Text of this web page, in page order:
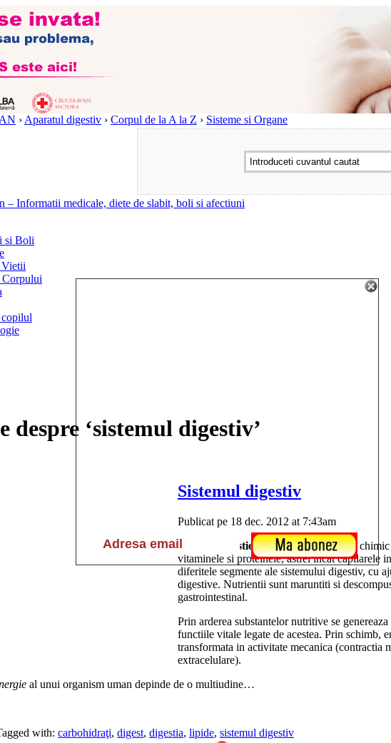
› Aparatul digestiv › Corpul de la A la Z › Sisteme si Organe
si Boli
despre ‘sistemul digestiv’
Sistemul digestiv
Publicat pe 18 dec. 2012 at 7:43am
Sarcina digestieieste de a descompune
vitaminele si proteinele, astfel incat capilarele
diferitele segmente ale sistemului digestiv, cu
digestive. Nutrientii sunt maruntiti si
gastrointestinal.
Prin arderea substantelor nutritive se
functiile vitale legate de acestea. Prin schimb,
transformata in activitate mecanica (contractia
extracelulare).
al unui organism uman depinde de o multiudine…
with: carbohidraţi, digest, digestia, lipide, sistemul digestiv